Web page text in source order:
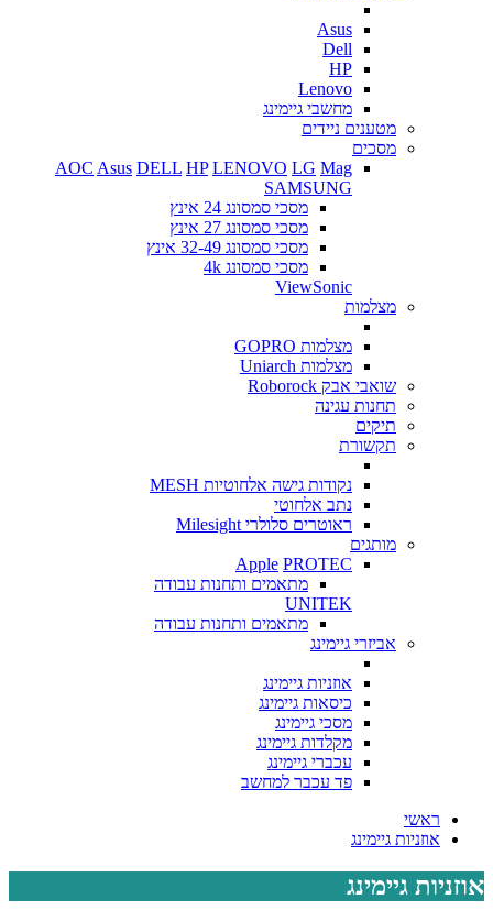
Asus
Dell
HP
Lenovo
מחשבי גיימינג
מטענים ניידים
מסכים
AOC Asus DELL HP LENOVO LG Mag
SAMSUNG
מסכי סמסונג 24 אינץ
מסכי סמסונג 27 אינץ
מסכי סמסונג 32-49 אינץ
מסכי סמסונג 4k
ViewSonic
מצלמות
מצלמות GOPRO
מצלמות Uniarch
שואבי אבק Roborock
תחנות עגינה
תיקים
תקשורת
נקודות גישה אלחוטיות MESH
נתב אלחוטי
ראוטרים סלולרי Milesight
מותגים
Apple PROTEC
מתאמים ותחנות עבודה
UNITEK
מתאמים ותחנות עבודה
אביזרי גיימינג
אוזניות גיימינג
כיסאות גיימינג
מסכי גיימינג
מקלדות גיימינג
עכברי גיימינג
פד עכבר למחשב
ראשי
אוזניות גיימינג
אוזניות גיימינג